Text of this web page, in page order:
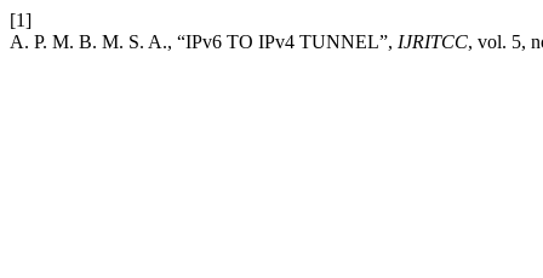
[1]
A. P. M. B. M. S. A., “IPv6 TO IPv4 TUNNEL”, IJRITCC, vol. 5,